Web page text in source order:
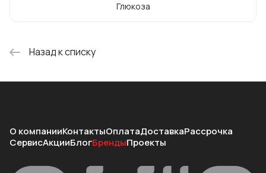
Глюкоза
Назад к списку
О компанииКонтактыОплатаДоставкаРассрочка
СервисАкцииБлогБрендыПроекты